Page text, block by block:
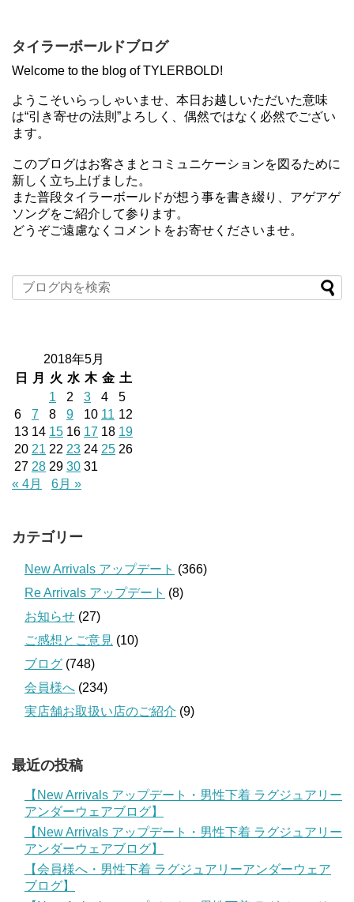
タイラーボールドブログ
Welcome to the blog of TYLERBOLD!
ようこそいらっしゃいませ、本日お越しいただいた意味
は“引き寄せの法則”よろしく、偶然ではなく必然でござい
ます。
このブログはお客さまとコミュニケーションを図るために
新しく立ち上げました。
また普段タイラーボールドが想う事を書き綴り、アゲアゲ
ソングをご紹介して参ります。
どうぞご遠慮なくコメントをお寄せくださいませ。
2018年5月
日
月 火 水 木 金 土
1
2 3 4
5
6
7 8 9 10 11 12
13 14 15 16 17 18 19
20 21 22 23 24 25 26
27 28 29 30 31
« 4月
6月 »
カテゴリー
New Arrivals アップデート (366)
Re Arrivals アップデート (8)
お知らせ (27)
ご感想とご意見 (10)
ブログ (748)
会員様へ (234)
実店舗お取扱い店のご紹介 (9)
最近の投稿
【New Arrivals アップデート・男性下着 ラグジュアリー
アンダーウェアブログ】
【New Arrivals アップデート・男性下着 ラグジュアリー
アンダーウェアブログ】
【会員様へ・男性下着 ラグジュアリーアンダーウェア
ブログ】